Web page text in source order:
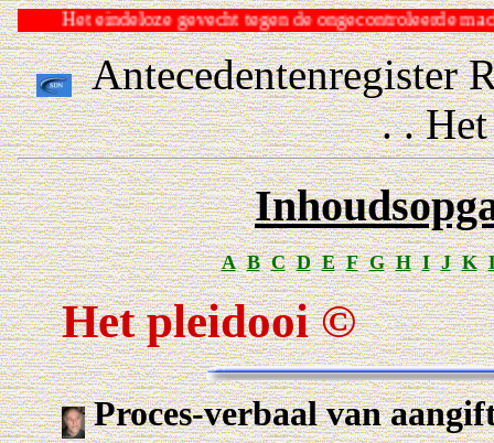
Het eindeloze gevecht tegen de
Antecedentenregister
. .
A B C D E F G H I J K
Het pleidooi ©
Proces-verbaal van